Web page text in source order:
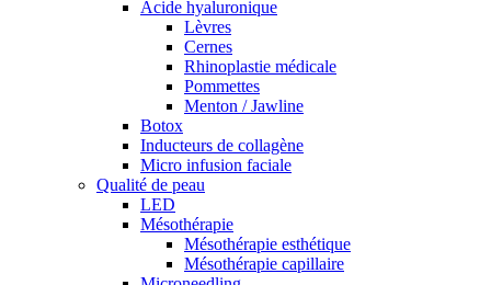
Acide hyaluronique
Lèvres
Cernes
Rhinoplastie médicale
Pommettes
Menton / Jawline
Botox
Inducteurs de collagène
Micro infusion faciale
Qualité de peau
LED
Mésothérapie
Mésothérapie esthétique
Mésothérapie capillaire